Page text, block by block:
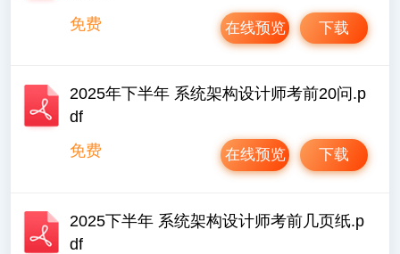
免费
下载
在线预览
2025年下半年 系统架构设计师考前20问.p
df
免费
下载
在线预览
2025下半年 系统架构设计师考前几页纸.p
df